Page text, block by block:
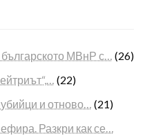
МВнР с… (26)
(22)
и отново… (21)
Разкри как се…